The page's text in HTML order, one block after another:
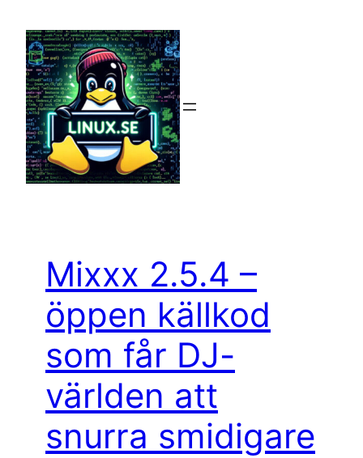
innehåll
Mixxx 2.5.4 –
öppen källkod
som får DJ-
världen att
snurra smidigare